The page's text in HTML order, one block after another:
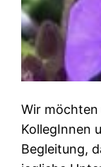
Wir möchten
KollegInnen
Begleitung,